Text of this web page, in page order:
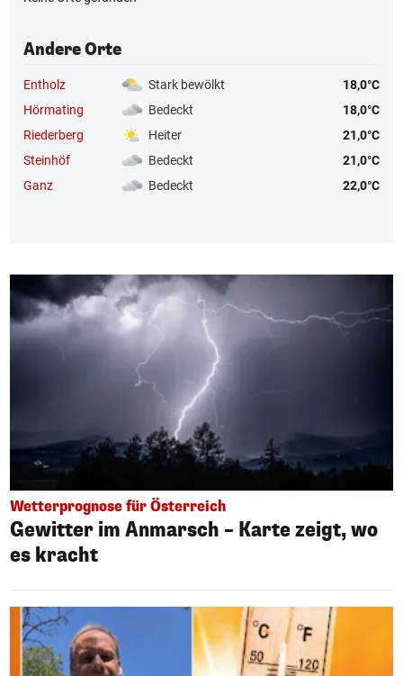
Andere Orte
Entholz Stark bewölkt
18,0°C
Hörmating
Bedeckt
18,0°C
Riederberg
Heiter
21,0°C
Steinhöf
Bedeckt
21,0°C
Ganz
Bedeckt 22,0°C
Wetterprognose für Österreich
Gewitter im Anmarsch – Karte zeigt, wo
es kracht